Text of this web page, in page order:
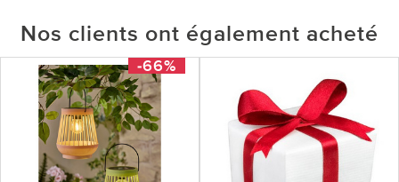
Nos clients ont également acheté
-66%